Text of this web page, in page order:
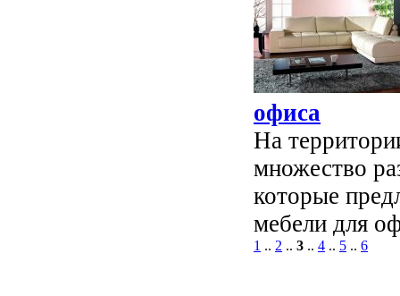
офиса
На
множество
которые
мебели для
1 .. 2 .. 3 .. 4 .. 5 .. 6